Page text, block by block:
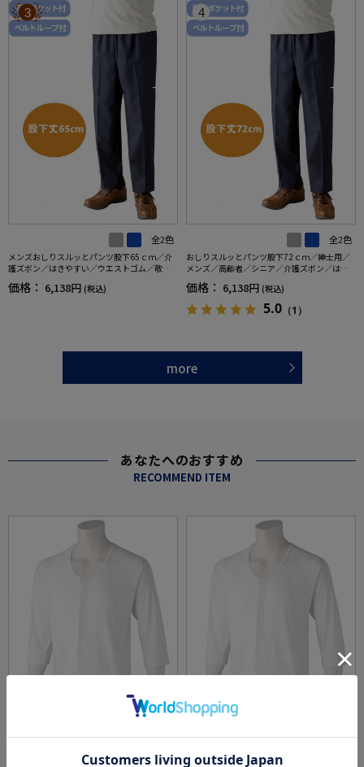
3
全2色
メンズおしりスルッとパンツ股下65ｃｍ／介
護ズボン／はきやすい／ウエストゴム／敬老
の日／ギフト／プレゼント【CF】
価格： 6,138円 (税込)
4
全2色
おしりスルッとパンツ股下72ｃｍ／紳士用／
メンズ／高齢者／シニア／介護ズボン／はき
やすい／ウエストゴム／敬老の日／ギフト／
プレゼント【CF】
価格： 6,138円 (税込)
5.0 （1）
more
あなたへのおすすめ
RECOMMEND ITEM
全1色